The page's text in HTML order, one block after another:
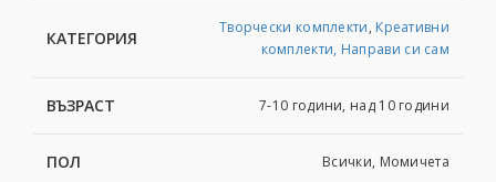
КАТЕГОРИЯ
Творчески комплекти, Креативни
комплекти, Направи си сам
ВЪЗРАСТ 7-10 години, над 10 години
ПОЛ Всички, Момичета